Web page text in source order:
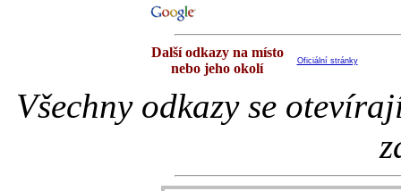
Další odkazy na místo
nebo jeho okolí
Oficiální stránky
Všechny odkazy se